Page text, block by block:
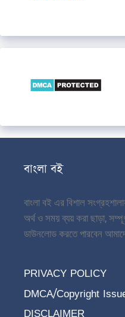
বাংলা বই
বাংলা বই এর বিশাল
অর্থ ও সময় ব্যয় করা ছাড়া,
ডাউনলোড করতে পারবেন
PRIVACY POLICY
DMCA/Copyright
DISCLAIMER